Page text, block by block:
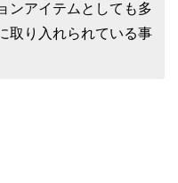
ンアイテムとしても多
取り入れられている事